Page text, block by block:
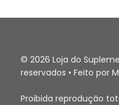
© 2026 Loja do
reservados • Feito por
Proibida reprodução